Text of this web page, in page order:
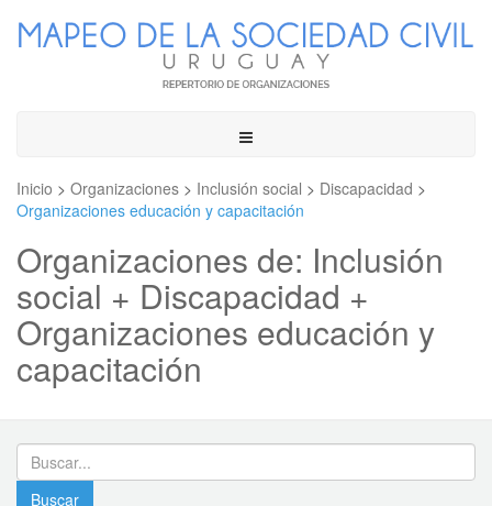
Toggle
Inicio > Organizaciones > Inclusión social > Discapacidad >
Organizaciones educación y capacitación
Organizaciones de: Inclusión
social + Discapacidad +
Organizaciones educación y
capacitación